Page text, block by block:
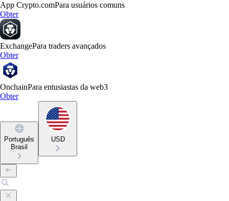
App Crypto.comPara usuários comuns
Obter
ExchangePara traders avançados
Obter
OnchainPara entusiastas da web3
Obter
Português
Brasil
USD